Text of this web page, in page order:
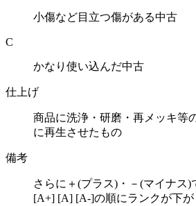
小傷など目立つ傷がある中古
C
かなり使い込んだ中古
仕上げ
商品に洗浄・研磨・再メッキ等
に再生させたもの
備考
さらに＋(プラス)・－(マイナス)
[A+] [A] [A-]の順にランクが下